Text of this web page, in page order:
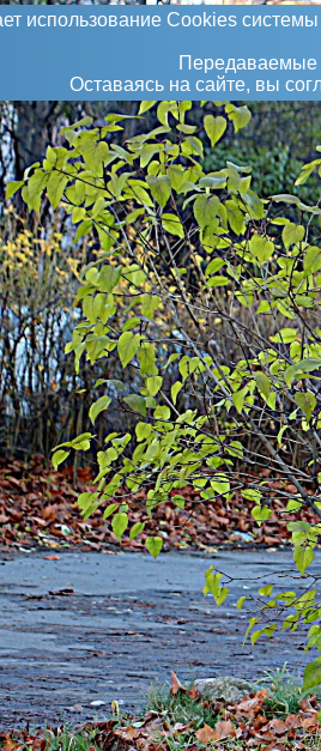
использование Сookies
Передаваемые
Оставаясь на сайте, вы